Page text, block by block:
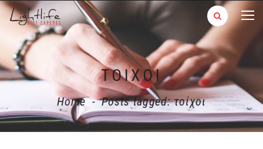
ΤΟΊΧΟΙ
Home - Posts tagged: τοίχοι